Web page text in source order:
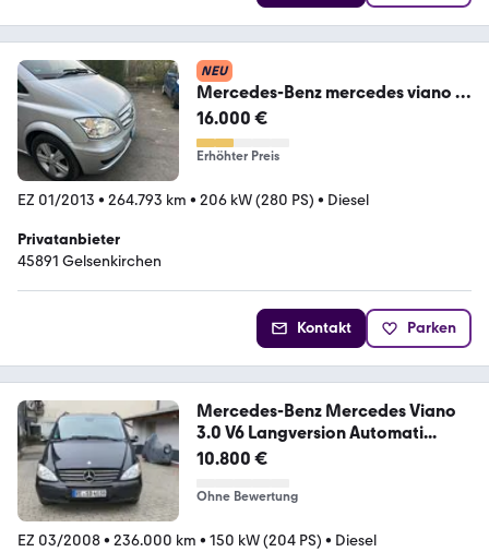
NEU
Mercedes-Benz mercedes viano 3
0 V6
16.000 €
Erhöhter Preis
EZ 01/2013 • 264.793 km • 206 kW (280 PS) • Diesel
Privatanbieter
45891 Gelsenkirchen
Kontakt Parken
Mercedes-Benz Mercedes Viano
3.0 V6 Langversion Automati...
10.800 €
Ohne Bewertung
EZ 03/2008• 236.000 km • 150 kW (204 PS) • Diesel